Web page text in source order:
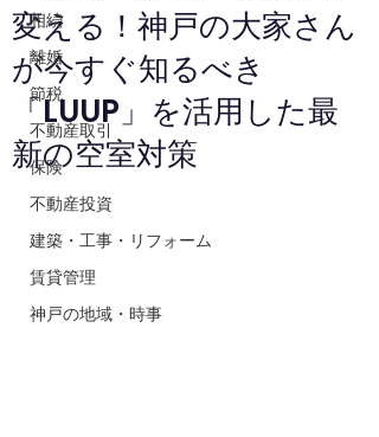
相続
離婚
節税
不動産取引
保険
不動産投資
建築・工事・リフォーム
賃貸管理
神戸の地域・時事
変える！神戸の大家さん
が今すぐ知るべき
「LUUP」を活用した最
新の空室対策